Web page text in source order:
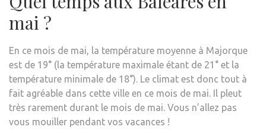
mai ?
En ce mois de mai, la température moyenne à Majorque
est de 19° (la température maximale étant de 21° et la
température minimale de 18°). Le climat est donc tout à
fait agréable dans cette ville en ce mois de mai. Il pleut
très rarement durant le mois de mai. Vous n’allez pas
vous mouiller pendant vos vacances !